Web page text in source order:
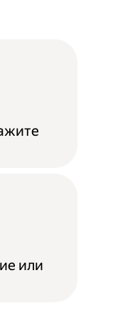
или